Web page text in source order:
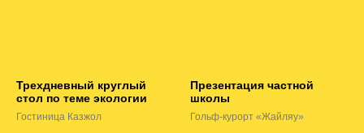
Трехдневный круглый
стол по теме экологии
Гостиница Казжол
Презентация частной
школы
Гольф-курорт «Жайляу»